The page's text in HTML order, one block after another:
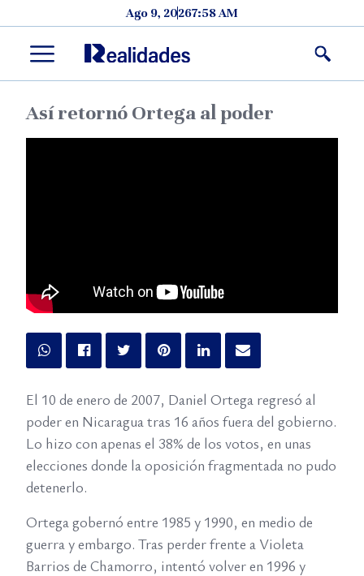
Ago 9, 20267:58 AM
Menu
Así retornó Ortega al poder
El 10 de enero de 2007, Daniel Ortega regresó al
poder en Nicaragua tras 16 años fuera del gobierno.
Lo hizo con apenas el 38% de los votos, en unas
elecciones donde la oposición fragmentada no pudo
detenerlo.
Ortega gobernó entre 1985 y 1990, en medio de
guerra y embargo. Tras perder frente a Violeta
Barrios de Chamorro, intentó volver en 1996 y